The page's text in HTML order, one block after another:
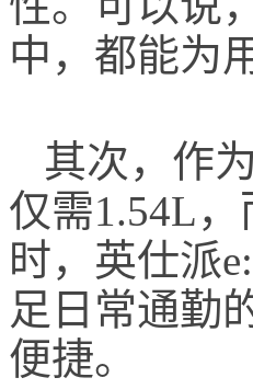
中，都能为
其次，作
仅需1.54L，
时，英仕派
足日常通勤
便捷。